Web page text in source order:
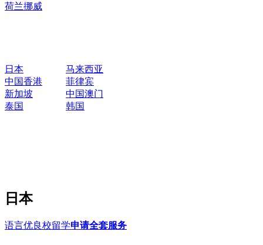
荷兰挪威
日本
马来西亚
中国香港
菲律宾
新加坡
中国澳门
泰国
韩国
日本
语言优良校留学申请全套服务